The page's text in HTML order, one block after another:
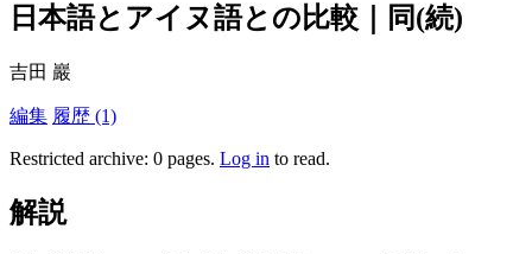
日本語とアイヌ語との比較｜同(続)
吉田 巖
編集 履歴 (1)
Restricted archive: 0 pages. Log in to read.
解説